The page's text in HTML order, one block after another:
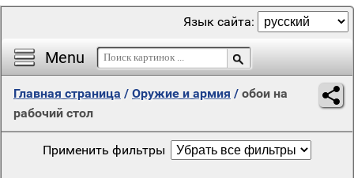
Menu
Язык сайта:
Главная страница / Оружие и армия / обои на
рабочий стол
Применить фильтры